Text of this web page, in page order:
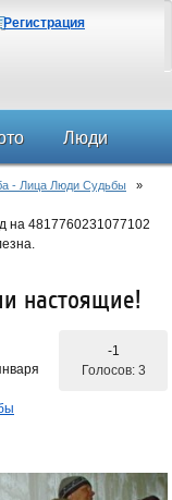
Регистрация
Люди
- Лица Люди Судьбы »
на 4817760231077102
настоящие!
-1
Голосов: 3